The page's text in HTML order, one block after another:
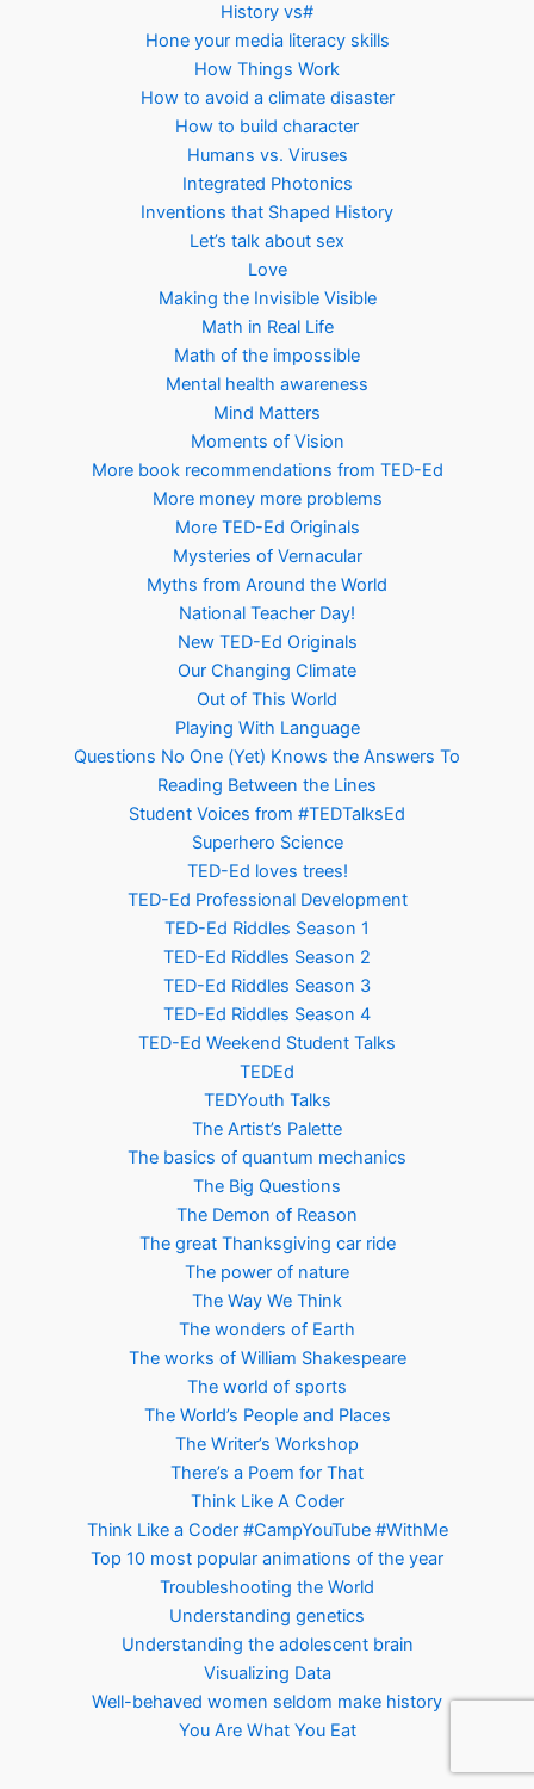
History vs#
Hone your media literacy skills
How Things Work
How to avoid a climate disaster
How to build character
Humans vs. Viruses
Integrated Photonics
Inventions that Shaped History
Let’s talk about sex
Love
Making the Invisible Visible
Math in Real Life
Math of the impossible
Mental health awareness
Mind Matters
Moments of Vision
More book recommendations from TED-Ed
More money more problems
More TED-Ed Originals
Mysteries of Vernacular
Myths from Around the World
National Teacher Day!
New TED-Ed Originals
Our Changing Climate
Out of This World
Playing With Language
Questions No One (Yet) Knows the Answers To
Reading Between the Lines
Student Voices from #TEDTalksEd
Superhero Science
TED-Ed loves trees!
TED-Ed Professional Development
TED-Ed Riddles Season 1
TED-Ed Riddles Season 2
TED-Ed Riddles Season 3
TED-Ed Riddles Season 4
TED-Ed Weekend Student Talks
TEDEd
TEDYouth Talks
The Artist’s Palette
The basics of quantum mechanics
The Big Questions
The Demon of Reason
The great Thanksgiving car ride
The power of nature
The Way We Think
The wonders of Earth
The works of William Shakespeare
The world of sports
The World’s People and Places
The Writer’s Workshop
There’s a Poem for That
Think Like A Coder
Think Like a Coder #CampYouTube #WithMe
Top 10 most popular animations of the year
Troubleshooting the World
Understanding genetics
Understanding the adolescent brain
Visualizing Data
Well-behaved women seldom make history
You Are What You Eat